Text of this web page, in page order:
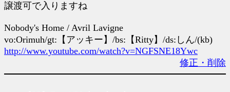
譲渡可で入りますね
Nobody's Home / Avril Lavigne
vo:Orimuh/gt:【アッキー】/bs:【Ritty】/ds:しん/(kb)
http://www.youtube.com/watch?v=NGFSNE18Ywc
修正・削除